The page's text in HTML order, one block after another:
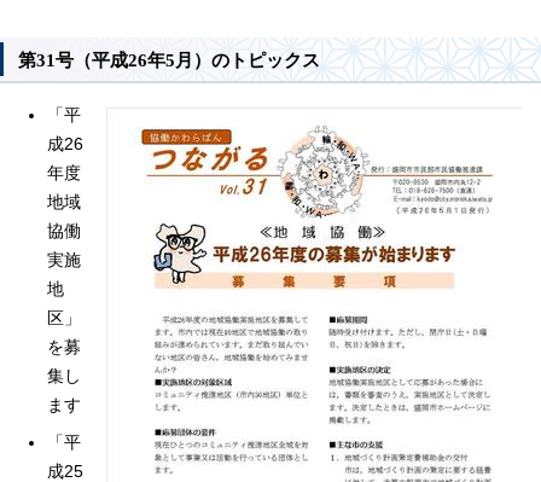
第31号（平成26年5月）のトピックス
「平
成26
年度
地域
協働
実施
地
区」
を募
集し
ます
「平
成25